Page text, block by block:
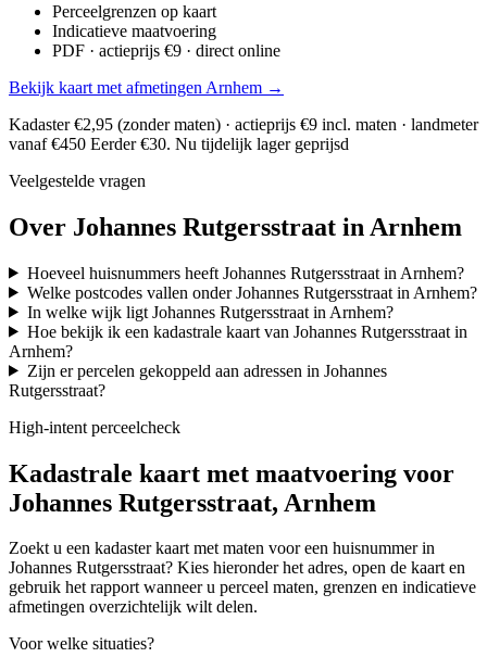
Perceelgrenzen op kaart
Indicatieve maatvoering
PDF · actieprijs €9 · direct online
Bekijk kaart met afmetingen Arnhem →
Kadaster €2,95 (zonder maten) · actieprijs €9 incl. maten · landmeter
vanaf €450 Eerder €30. Nu tijdelijk lager geprijsd
Veelgestelde vragen
Over Johannes Rutgersstraat in Arnhem
Hoeveel huisnummers heeft Johannes Rutgersstraat in Arnhem?
Welke postcodes vallen onder Johannes Rutgersstraat in Arnhem?
In welke wijk ligt Johannes Rutgersstraat in Arnhem?
Hoe bekijk ik een kadastrale kaart van Johannes Rutgersstraat in
Arnhem?
Zijn er percelen gekoppeld aan adressen in Johannes
Rutgersstraat?
High-intent perceelcheck
Kadastrale kaart met maatvoering voor
Johannes Rutgersstraat, Arnhem
Zoekt u een kadaster kaart met maten voor een huisnummer in
Johannes Rutgersstraat? Kies hieronder het adres, open de kaart en
gebruik het rapport wanneer u perceel maten, grenzen en indicatieve
afmetingen overzichtelijk wilt delen.
Voor welke situaties?